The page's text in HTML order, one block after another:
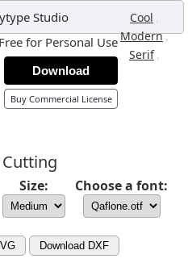
Studio Cool ,
Modern,
Serif ,
Free for Personal Use
Download
Buy Commercial License
Cutting
Size: Choose a font:
Download DXF